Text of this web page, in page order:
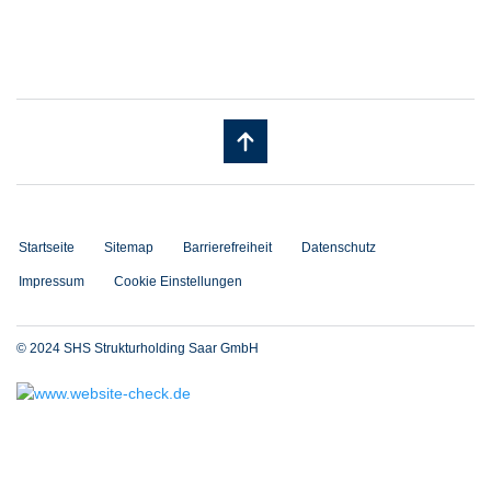
Startseite Sitemap Barrierefreiheit Datenschutz
Impressum Cookie Einstellungen
© 2024 SHS Strukturholding Saar GmbH